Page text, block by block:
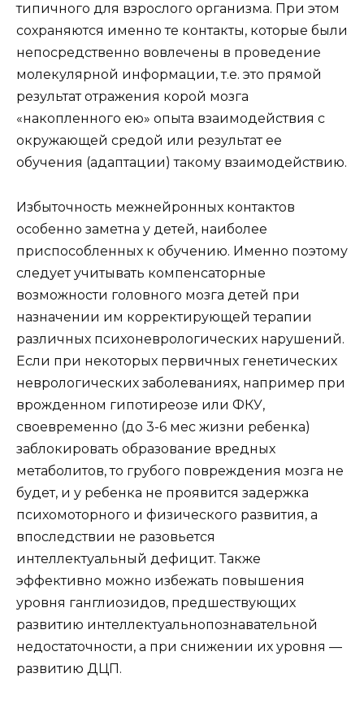
типичного для взрослого организма. При этом
сохраняются именно те контакты, которые были
непосредственно вовлечены в проведение
молекулярной информации, т.е. это прямой
результат отражения корой мозга
«накопленного ею» опыта взаимодействия с
окружающей средой или результат ее
обучения (адаптации) такому взаимодействию.
Избыточность межнейронных контактов
особенно заметна у детей, наиболее
приспособленных к обучению. Именно поэтому
следует учитывать компенсаторные
возможности головного мозга детей при
назначении им корректирующей терапии
различных психоневрологических нарушений.
Если при некоторых первичных генетических
неврологических заболеваниях, например при
врожденном гипотиреозе или ФКУ,
своевременно (до 3-6 мес жизни ребенка)
заблокировать образование вредных
метаболитов, то грубого повреждения мозга не
будет, и у ребенка не проявится задержка
психомоторного и физического развития, а
впоследствии не разовьется
интеллектуальный дефицит. Также
эффективно можно избежать повышения
уровня ганглиозидов, предшествующих
развитию интеллектуальнопознавательной
недостаточности, а при снижении их уровня —
развитию ДЦП.